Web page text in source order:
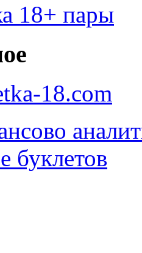
18+ пары
18.com
буклетов